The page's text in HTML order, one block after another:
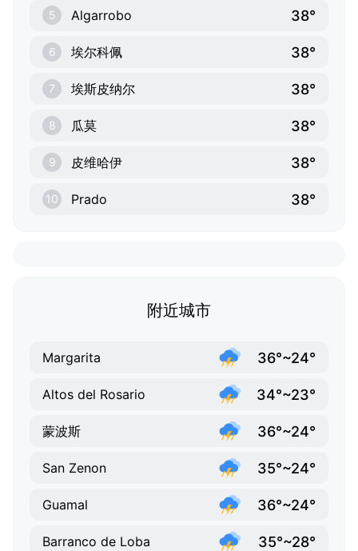
5 Algarrobo 38°
6 埃尔科佩 38°
7 埃斯皮纳尔 38°
8 瓜莫 38°
9 皮维哈伊 38°
10 Prado 38°
附近城市
Margarita 36°~24°
Altos del Rosario 34°~23°
蒙波斯 36°~24°
San Zenon 35°~24°
Guamal 36°~24°
Barranco de Loba 35°~28°